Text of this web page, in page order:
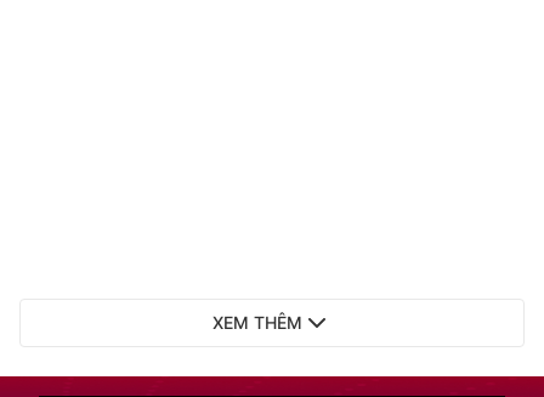
XEM THÊM